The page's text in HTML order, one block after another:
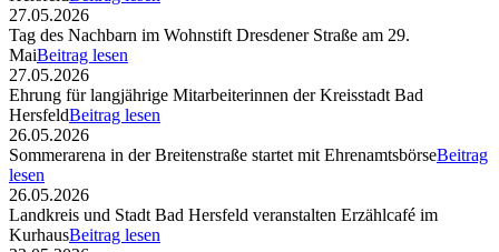
27.05.2026
Tag des Nachbarn im Wohnstift Dresdener Straße am 29.
MaiBeitrag lesen
27.05.2026
Ehrung für langjährige Mitarbeiterinnen der Kreisstadt Bad
HersfeldBeitrag lesen
26.05.2026
Sommerarena in der Breitenstraße startet mit EhrenamtsbörseBeitrag
lesen
26.05.2026
Landkreis und Stadt Bad Hersfeld veranstalten Erzählcafé im
KurhausBeitrag lesen